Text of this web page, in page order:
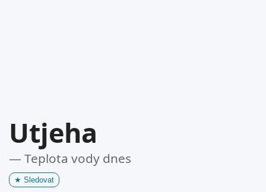
Utjeha
— Teplota vody dnes
★ Sledovat